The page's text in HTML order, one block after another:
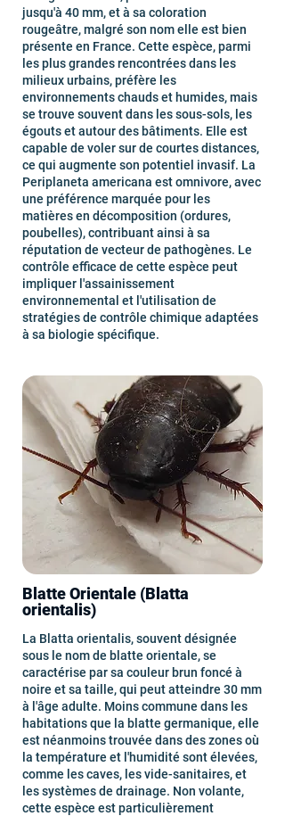
jusqu'à 40 mm, et à sa coloration
rougeâtre, malgré son nom elle est bien
présente en France. Cette espèce, parmi
les plus grandes rencontrées dans les
milieux urbains, préfère les
environnements chauds et humides, mais
se trouve souvent dans les sous-sols, les
égouts et autour des bâtiments. Elle est
capable de voler sur de courtes distances,
ce qui augmente son potentiel invasif. La
Periplaneta americana est omnivore, avec
une préférence marquée pour les
matières en décomposition (ordures,
poubelles), contribuant ainsi à sa
réputation de vecteur de pathogènes. Le
contrôle efficace de cette espèce peut
impliquer l'assainissement
environnemental et l'utilisation de
stratégies de contrôle chimique adaptées
à sa biologie spécifique.
Blatte Orientale (Blatta
orientalis)
La Blatta orientalis, souvent désignée
sous le nom de blatte orientale, se
caractérise par sa couleur brun foncé à
noire et sa taille, qui peut atteindre 30 mm
à l'âge adulte. Moins commune dans les
habitations que la blatte germanique, elle
est néanmoins trouvée dans des zones où
la température et l'humidité sont élevées,
comme les caves, les vide-sanitaires, et
les systèmes de drainage. Non volante,
cette espèce est particulièrement